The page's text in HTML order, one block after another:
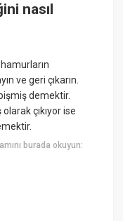
nasıl
ve geri çıkarın.
demektir.
çıkıyor ise
burada okuyun: